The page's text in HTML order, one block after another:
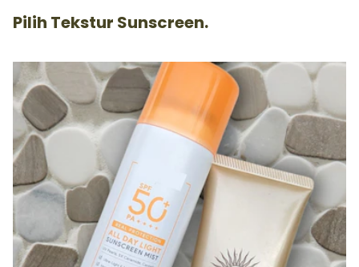
Pilih Tekstur Sunscreen.